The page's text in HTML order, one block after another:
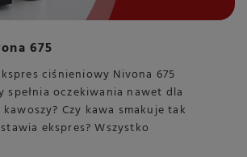
675
ciśnieniowy Nivona 675
spełnia oczekiwania nawet dla
Czy kawa smakuje tak
ekspres? Wszystko